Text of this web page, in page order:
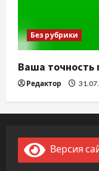
Без рубрики
Ваша точность
Редактор
Версия